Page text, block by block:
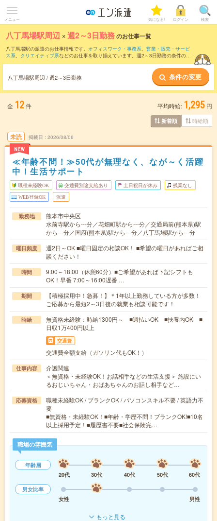
メニュー 気になる! ログイン 検索
八丁馬場駅周辺 ×週2～3日勤務のお仕事一覧
八丁馬場駅の派遣のお仕事情報です。 オフィスワーク・事務系、 営業・販売・サービ
ス系、 クリエイティブ系などのお仕事を取り揃えています。週2～3日勤務の条件の他
八丁馬場駅周辺 / 週2～3日勤務 条件の変更
全 12件 平均時給: 1,295 円
新着順 時給順
未読
NEW
掲載日 2026/08/06
≪年齢不問！≫50代が無理なく、なが～く活躍
中！生活サポート
職種未経験OK 交通費別途支給あり 土日祝日が休み 残業なし
WEB登録OK 派遣
勤務地
熊本市中央区
水前寺駅から---分／花畑町駅から---分／交通局前(熊本県)駅
から---分／国府(熊本県)駅から---分／八丁馬場駅から---分
曜日頻度
週2日～OK ■曜日固定の相談OK！ ■希望の曜日があればご相
談ください！
時間
9:00～18:00（休憩60分）■ご希望があれば下記シフトも
OK！早番 7:00～16:00遅番 …
期間
【積極採用中！急募！】＊1年以上勤務している方が多数！
ご応募から最短2～3日後の就業も相談可能です！
時給
無資格未経験：時給1300円～ ■週払いOK ■扶養内OK ■
日収1万400円以上
交通費
交通費全額支給（ガソリン代もOK！）
仕事内容
介護関連
＜無資格・未経験OK！お話相手などの生活支援＞ 施設にい
るおじいちゃん・おばあちゃんのお話し相手など…
応募資格
職種未経験OK / ブランクOK / パソコンスキル不要 / 英語力不
要
■無資格・未経験OK！■年齢・学歴不問！ブランクOK!■10名
以上採用予定！■履歴書不要■社会保険完…
職場の雰囲気
年齢層
20代
30代 40代 50代
60代
男女比率
女性
男性
もっと見る